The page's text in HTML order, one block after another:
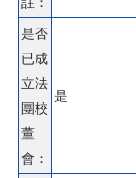
是否
已成
立法
團校
董
會：
是